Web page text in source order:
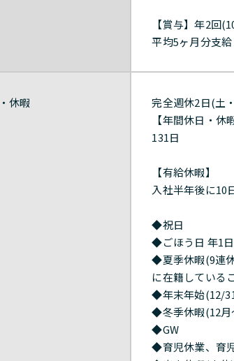
【賞与】年2回
平均5ヶ月分支給
休暇
完全週休2日(土
【年間休日・休暇
131日
【有給休暇】
入社半年後に10
◆祝日
◆ごほう日 年1
◆夏季休暇(9連
に在籍している
◆年末年始(12/
◆冬季休暇(12月
◆GW
◆育児休業、育